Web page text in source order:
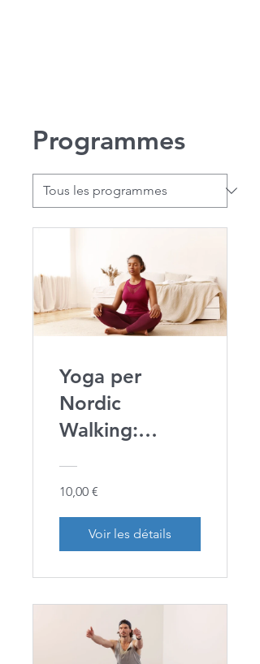
Programmes
Yoga per
Nordic
Walking:
Forza in
10,00 €
Voir les détails